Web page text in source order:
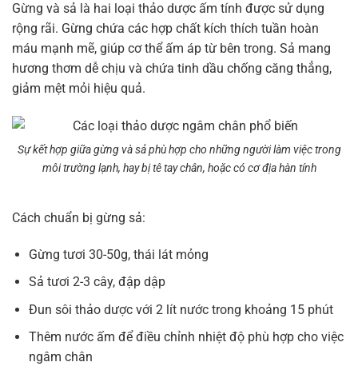
Gừng và sả là hai loại thảo dược ấm tính được sử dụng
rộng rãi. Gừng chứa các hợp chất kích thích tuần hoàn
máu mạnh mẽ, giúp cơ thể ấm áp từ bên trong. Sả mang
hương thơm dễ chịu và chứa tinh dầu chống căng thẳng,
giảm mệt mỏi hiệu quả.
Sự kết hợp giữa gừng và sả phù hợp cho những người làm việc trong
môi trường lạnh, hay bị tê tay chân, hoặc có cơ địa hàn tính
Cách chuẩn bị gừng sả:
Gừng tươi 30-50g, thái lát mỏng
Sả tươi 2-3 cây, đập dập
Đun sôi thảo dược với 2 lít nước trong khoảng 15 phút
Thêm nước ấm để điều chỉnh nhiệt độ phù hợp cho việc
ngâm chân